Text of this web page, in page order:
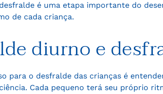
é uma etapa importante do
de cada criança.
diurno e
para o desfralde das crianças é
Cada pequeno terá seu próprio